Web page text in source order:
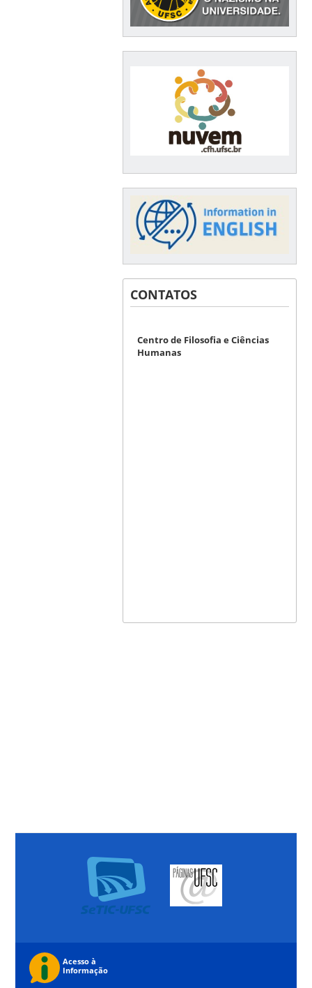
CONTATOS
Centro de Filosofia e Ciências
Humanas